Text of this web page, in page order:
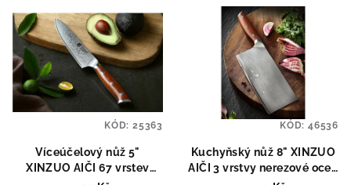
Víceúčelový nůž 5"
XINZUO AIČI 67 vrstev
KÓD: 25363
Kuchyňský nůž 8" XINZUO
AIČI 3 vrstvy nerezové oceli
KÓD: 46536